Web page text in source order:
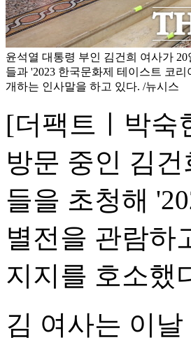
윤석열 대통령 부인 김건희 여사가
들과 '2023 한국문화제 테이스트 코
개하는 인사말을 하고 있다. /뉴시스
[더팩트ㅣ박숙
방문 중인 김
들을 초청해
별전을 관람하
지지를 호소했
김 여사는 이